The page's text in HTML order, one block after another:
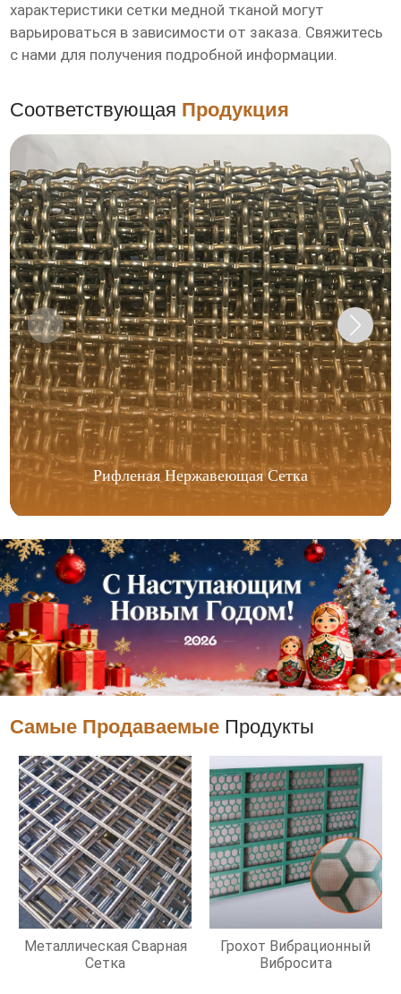
характеристики сетки медной тканой могут
варьироваться в зависимости от заказа. Свяжитесь
с нами для получения подробной информации.
Соответствующая Продукция
Рифленая Нержавеющая Сетка
Самые Продаваемые Продукты
Металлическая Сварная
Сетка
Грохот Вибрационный
Вибросита